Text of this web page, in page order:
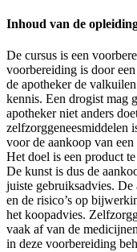
Inhoud van de
De cursus is een
voorbereiding is door
de apotheker de
kennis. Een drogist mag
apotheker niet anders
zelfzorggeneesmiddelen
voor de aankoop van
Het doel is een product
De kunst is dus de
juiste gebruiksadvies. De
en de risico’s op
het koopadvies.
vaak af van de
in deze voorbereiding